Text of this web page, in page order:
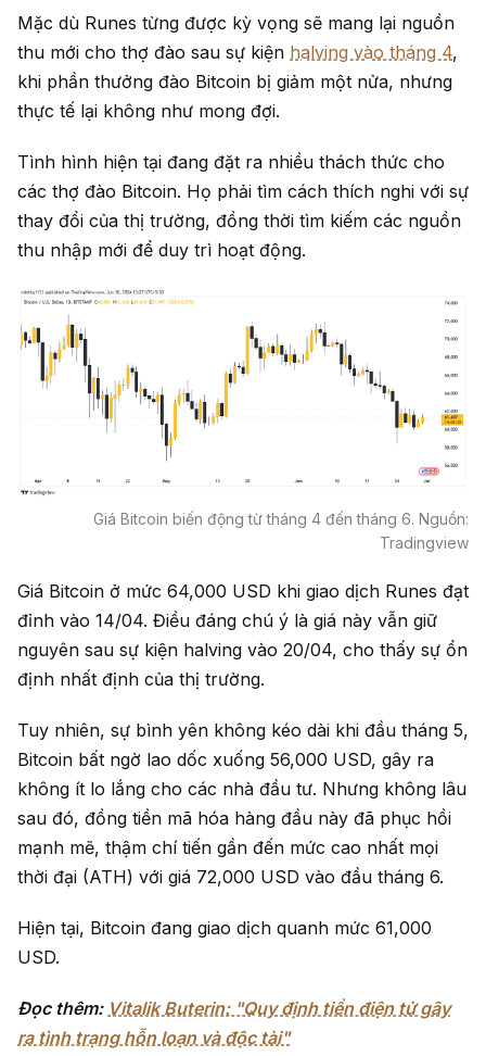
Mặc dù Runes từng được kỳ vọng sẽ mang lại nguồn
thu mới cho thợ đào sau sự kiện halving vào tháng 4,
khi phần thưởng đào Bitcoin bị giảm một nửa, nhưng
thực tế lại không như mong đợi.
Tình hình hiện tại đang đặt ra nhiều thách thức cho
các thợ đào Bitcoin. Họ phải tìm cách thích nghi với sự
thay đổi của thị trường, đồng thời tìm kiếm các nguồn
thu nhập mới để duy trì hoạt động.
Giá Bitcoin biến động từ tháng 4 đến tháng 6. Nguồn:
Tradingview
Giá Bitcoin ở mức 64,000 USD khi giao dịch Runes đạt
đỉnh vào 14/04. Điều đáng chú ý là giá này vẫn giữ
nguyên sau sự kiện halving vào 20/04, cho thấy sự ổn
định nhất định của thị trường.
Tuy nhiên, sự bình yên không kéo dài khi đầu tháng 5,
Bitcoin bất ngờ lao dốc xuống 56,000 USD, gây ra
không ít lo lắng cho các nhà đầu tư. Nhưng không lâu
sau đó, đồng tiền mã hóa hàng đầu này đã phục hồi
mạnh mẽ, thậm chí tiến gần đến mức cao nhất mọi
thời đại (ATH) với giá 72,000 USD vào đầu tháng 6.
Hiện tại, Bitcoin đang giao dịch quanh mức 61,000
USD.
Đọc thêm: Vitalik Buterin: "Quy định tiền điện tử gây
ra tình trạng hỗn loạn và độc tài"